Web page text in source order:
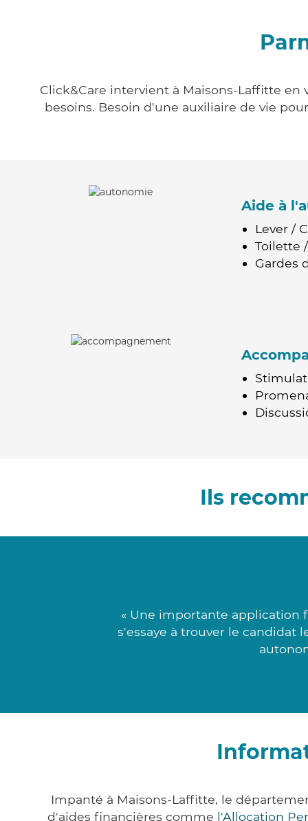
Click&Care intervient à Maisons-Laffitte
besoins. Besoin d'une auxiliaire de vie
Aide à
Lever /
Toilette
Gardes
Ils
« Une importante application
s'essaye à trouver le candidat
Impanté à Maisons-Laffitte, le
d'aides financières comme l'Allocation